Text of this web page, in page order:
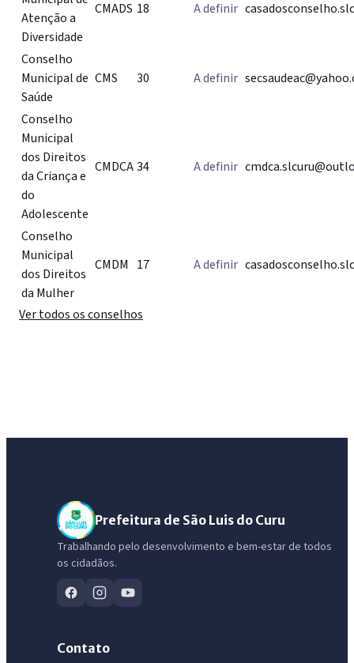
Atenção a
Diversidade
CMADS 18 A definir
Conselho
Municipal de
Saúde
CMS 30 A definir
Conselho
Municipal
dos Direitos
da Criança e
do
Adolescente
CMDCA34 A definir
Conselho
Municipal
dos Direitos
da Mulher
CMDM 17 A definir
Ver todos os conselhos
Prefeitura de São Luis do Curu
Trabalhando pelo desenvolvimento e bem-estar de todos
os cidadãos.
Contato